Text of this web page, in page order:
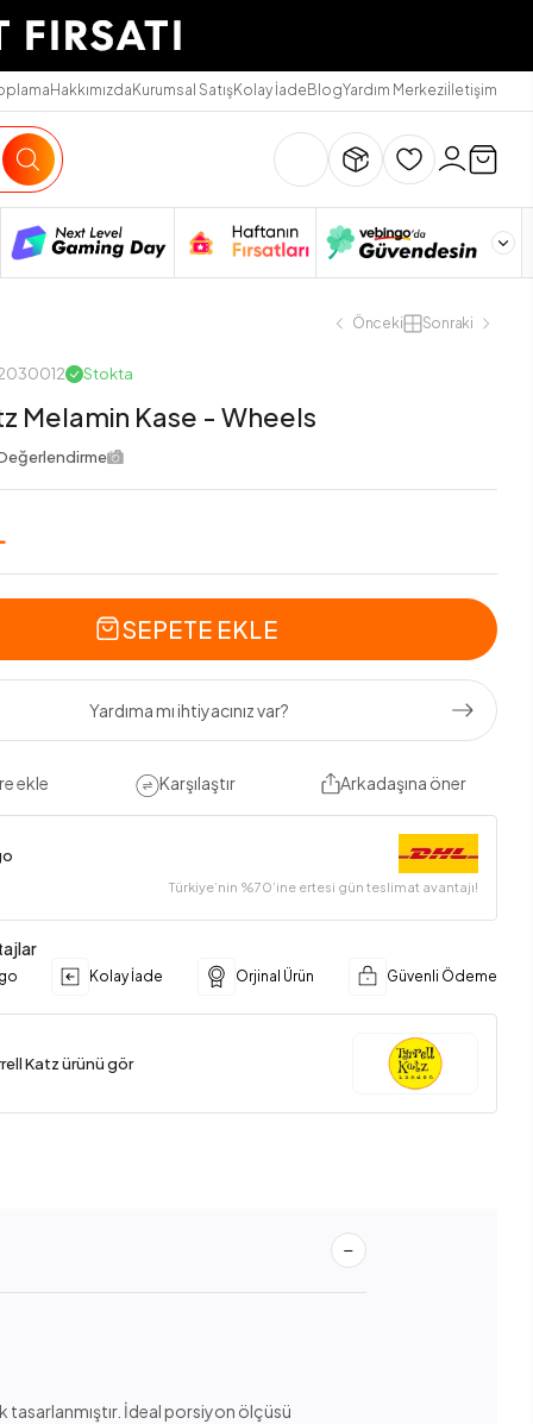
HakkımızdaKurumsal SatışKolay İadeBlogYardım Merkeziİletişim
Önceki Sonraki
Stokta
Melamin Kase - Wheels
SEPETE EKLE
Yardıma mı ihtiyacınız var?
ekle Karşılaştır Arkadaşına öner
Türkiye’nin %70’ine ertesi gün teslimat avantajı!
Kolay İade Orjinal Ürün Güvenli Ödeme
Katz ürünü gör
İdeal porsiyon ölçüsü